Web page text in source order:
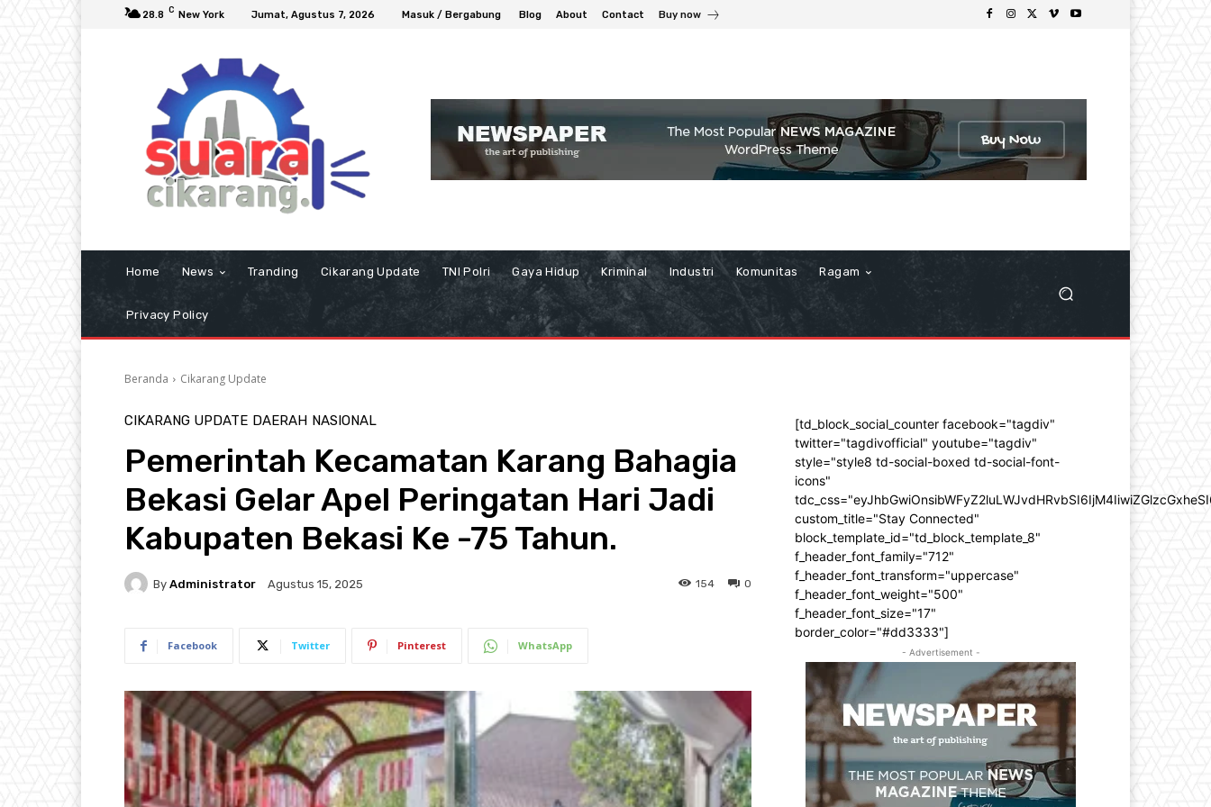
28.8 C New York Jumat, Agustus 7, 2026 Masuk / Bergabung Blog About Contact Buy now
Home News Tranding Cikarang Update TNI Polri Gaya Hidup Kriminal Industri Komunitas Ragam
Privacy Policy
Beranda Cikarang Update
CIKARANG UPDATE DAERAH NASIONAL
Pemerintah Kecamatan Karang Bahagia
Bekasi Gelar Apel Peringatan Hari Jadi
Kabupaten Bekasi Ke -75 Tahun.
By Administrator Agustus 15, 2025 0
154
Facebook Twitter Pinterest WhatsApp
[td_block_social_counter facebook="tagdiv"
twitter="tagdivofficial" youtube="tagdiv"
style="style8 td-social-boxed td-social-font-
icons"
custom_title="Stay Connected"
block_template_id="td_block_template_8"
f_header_font_family="712"
f_header_font_transform="uppercase"
f_header_font_weight="500"
f_header_font_size="17"
border_color="#dd3333"]
- Advertisement -